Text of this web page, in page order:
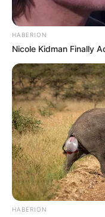
Maria Teresa
Eliane Romano
Excelente ideia!
continua sendo
wania uchoa há
Gostei muito,
essa idéia e
Paula
HABERION
Nicole Kidman Finally
HABERION